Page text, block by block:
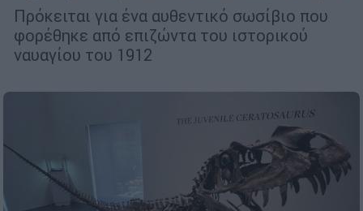
Πρόκειται για ένα αυθεντικό σωσίβιο που
φορέθηκε από επιζώντα του ιστορικού
ναυαγίου του 1912